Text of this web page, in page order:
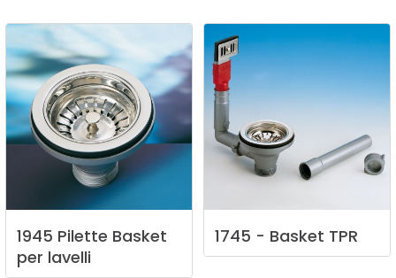
1945 Pilette Basket
per lavelli
1745 - Basket TPR